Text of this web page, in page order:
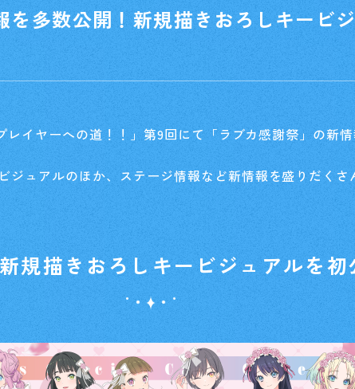
を多数公開！新規描きおろしキービ
レイヤーへの道！！」第9回にて「ラブカ感謝祭」の新
ジュアルのほか、ステージ情報など新情報を盛りだく
規描きおろしキービジュアルを